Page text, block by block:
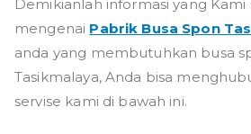
Demikianlah informasi yang Kami
mengenai Pabrik Busa Spon
anda yang membutuhkan busa
Tasikmalaya, Anda bisa
servise kami di bawah ini.